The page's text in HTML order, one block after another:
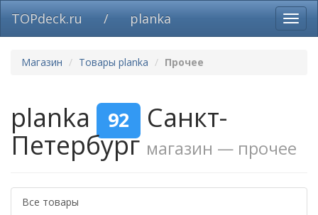
TOPdeck.ru / planka
Магазин Товары planka Прочее
planka 92 Санкт-
Петербург магазин — прочее
Все товары